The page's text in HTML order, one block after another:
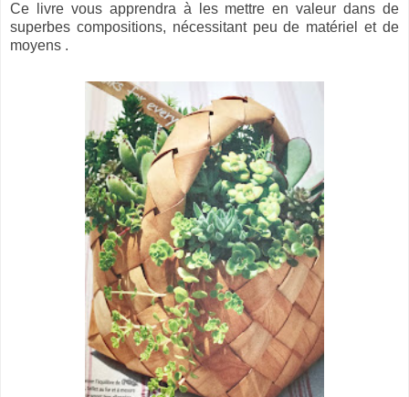
Ce livre vous apprendra à les mettre en valeur dans de
superbes compositions, nécessitant peu de matériel et de
moyens .